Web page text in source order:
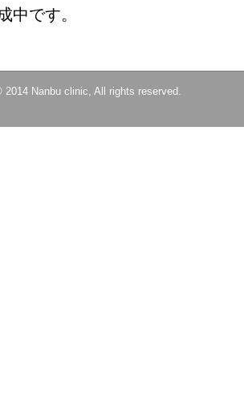
中です。
Nanbu clinic, All rights reserved.